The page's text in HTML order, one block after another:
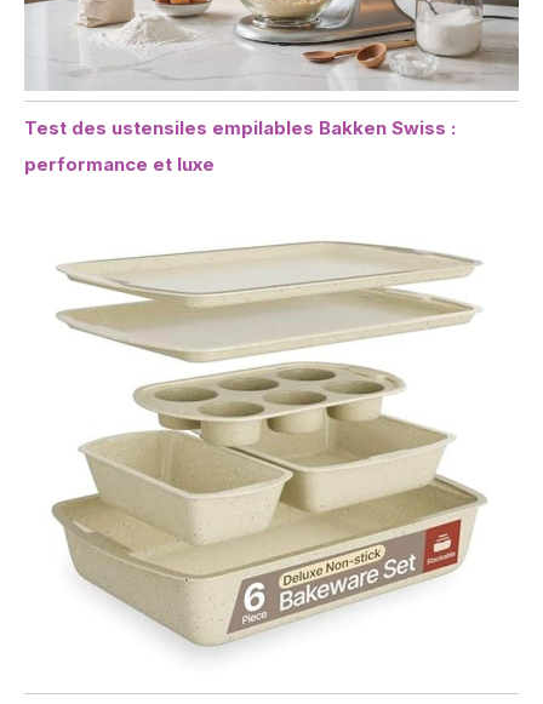
Test des ustensiles empilables Bakken Swiss :
performance et luxe